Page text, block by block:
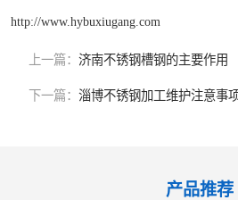
http://www.hybuxiugang.com
上一篇： 济南不锈钢槽钢的主要作用
下一篇： 淄博不锈钢加工维护注意事
产品推荐